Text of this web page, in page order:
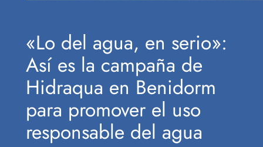
«Lo del agua, en serio»:
Así es la campaña de
Hidraqua en Benidorm
para promover el uso
responsable del agua